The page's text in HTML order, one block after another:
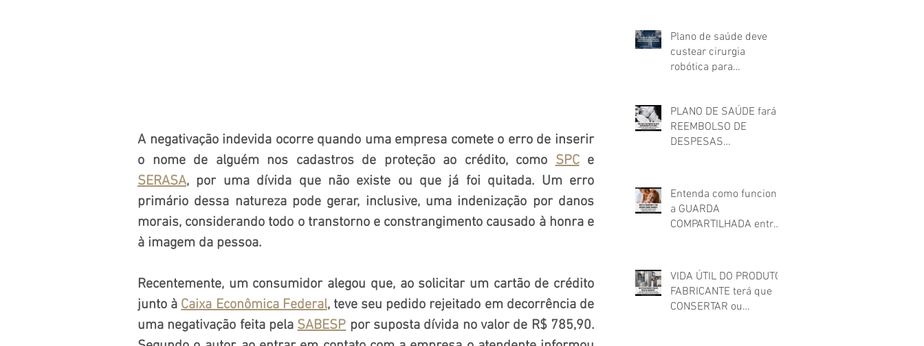
A negativação indevida ocorre quando uma empresa comete o erro de inserir
o nome de alguém nos cadastros de proteção ao crédito, como SPC
SERASA, por uma dívida que não existe ou que já foi quitada. Um erro
primário dessa natureza pode gerar, inclusive, uma indenização por danos
morais, considerando todo o transtorno e constrangimento causado à honra e
à imagem da pessoa.
Recentemente, um consumidor alegou que, ao solicitar um cartão de crédito
junto à Caixa Econômica Federal, teve seu pedido rejeitado em decorrência de
uma negativação feita pela SABESP por suposta dívida no valor de R$ 785,90.
Plano de saúde deve
custear cirurgia
robótica para
PLANO DE SAÚDE fará
REEMBOLSO DE
DESPESAS
não credenciado!
Entenda como funciona
a GUARDA
COMPARTILHADA entre
conjugal
VIDA ÚTIL DO PRODUTO:
FABRICANTE terá que
CONSERTAR ou